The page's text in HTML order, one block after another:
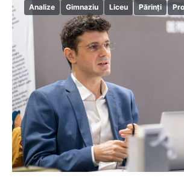
Analize Gimnaziu Liceu Părinți